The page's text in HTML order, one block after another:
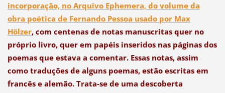
incorporação, no Arquivo Ephemera, do volume da
obra poética de Fernando Pessoa usado por Max
Hölzer, com centenas de notas manuscritas quer no
próprio livro, quer em papéis inseridos nas páginas dos
poemas que estava a comentar. Essas notas, assim
como traduções de alguns poemas, estão escritas em
francês e alemão. Trata-se de uma descoberta